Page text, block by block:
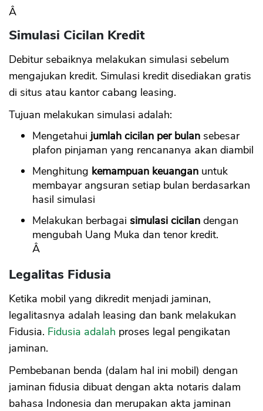
Â
Simulasi Cicilan Kredit
Debitur sebaiknya melakukan simulasi sebelum
mengajukan kredit. Simulasi kredit disediakan gratis
di situs atau kantor cabang leasing.
Tujuan melakukan simulasi adalah:
Mengetahui jumlah cicilan per bulan sebesar
plafon pinjaman yang rencananya akan diambil
Menghitung kemampuan keuangan untuk
membayar angsuran setiap bulan berdasarkan
hasil simulasi
Melakukan berbagai simulasi cicilan dengan
mengubah Uang Muka dan tenor kredit.
Â
Legalitas Fidusia
Ketika mobil yang dikredit menjadi jaminan,
legalitasnya adalah leasing dan bank melakukan
Fidusia. Fidusia adalah proses legal pengikatan
jaminan.
Pembebanan benda (dalam hal ini mobil) dengan
jaminan fidusia dibuat dengan akta notaris dalam
bahasa Indonesia dan merupakan akta jaminan